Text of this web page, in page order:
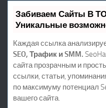
Забиваем Сайты В
Уникальные
Каждая ссылка
SEO, Трафик и SMM.
сайта прозрачным и
ссылки, статьи,
по максимуму потенциал
вашего сайта.